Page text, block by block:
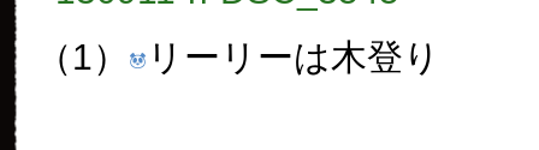
（1） リーリーは木登り